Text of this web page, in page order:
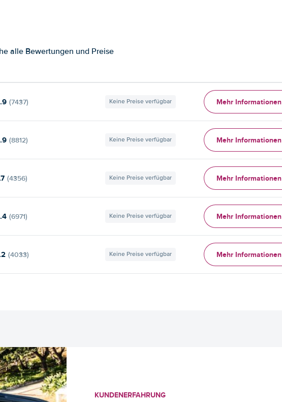
alle Bewertungen und Preise
(7437) Keine Preise verfügbar Mehr Informationen
(8812) Keine Preise verfügbar Mehr Informationen
(4356) Keine Preise verfügbar Mehr Informationen
(6971) Keine Preise verfügbar Mehr Informationen
(4033) Keine Preise verfügbar Mehr Informationen
KUNDENERFAHRUNG